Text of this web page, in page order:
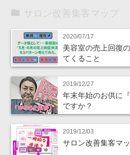
サロン改善集客マップ
2020/07/17
美容室の売上回復
てくること
2019/12/27
年末年始のお供に
ですか？
2019/12/03
サロン改善集客マ